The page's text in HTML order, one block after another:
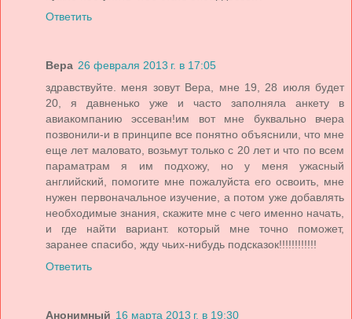
Ответить
Вера 26 февраля 2013 г. в 17:05
здравствуйте. меня зовут Вера, мне 19, 28 июля будет
20, я давненько уже и часто заполняла анкету в
авиакомпанию эссеван!им вот мне буквально вчера
позвонили-и в принципе все понятно объяснили, что мне
еще лет маловато, возьмут только с 20 лет и что по всем
параматрам я им подхожу, но у меня ужасный
английский, помогите мне пожалуйста его освоить, мне
нужен первоначальное изучение, а потом уже добавлять
необходимые знания, скажите мне с чего именно начать,
и где найти вариант. который мне точно поможет,
заранее спасибо, жду чьих-нибудь подсказок!!!!!!!!!!!!
Ответить
Анонимный 16 марта 2013 г. в 19:30